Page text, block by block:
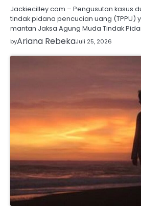
Jackiecilley.com – Pengusutan kasus
tindak pidana pencucian uang (TPPU)
mantan Jaksa Agung Muda Tindak
byAriana RebekaJuli 25, 2026